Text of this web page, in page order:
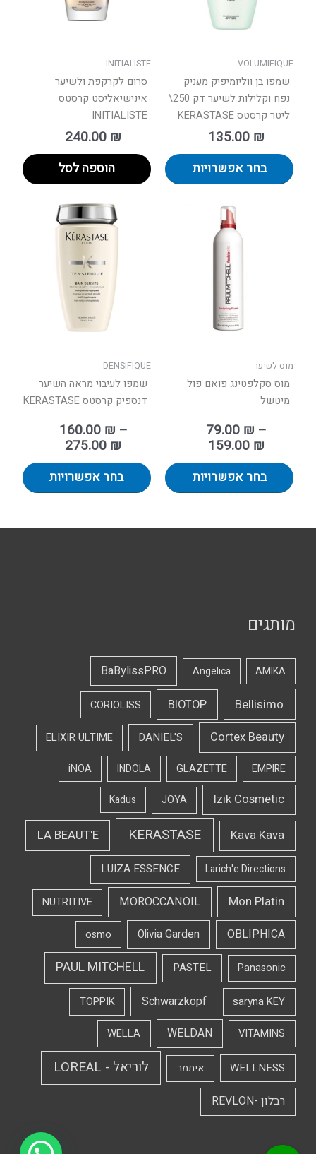
VOLUMIFIQUE
שמפו בן ווליומיפיק מעניק
נפח וקלילות לשיער דק 250\
ליטר קרסטס KERASTASE
135.00 ₪
בחר אפשרויות
בעמוד
המוצר
INITIALISTE
סרום לקרקפת ולשיער
אינישיאליסט קרסטס
INITIALISTE
240.00 ₪
הוספה לסל
מוס לשיער
מוס סקלפטינג פואם פול
מיטשל
79.00 ₪ –
159.00 ₪
בחר אפשרויות
בעמוד
המוצר
DENSIFIQUE
שמפו לעיבוי מראה השיער
דנספיק קרסטס KERASTASE
160.00 ₪ –
275.00 ₪
בחר אפשרויות
מותגים
AMIKA
Angelica
BaBylissPRO
Bellisimo
BIOTOP
CORIOLISS
Cortex Beauty
DANIEL'S
ELIXIR ULTIME
EMPIRE
GLAZETTE
INDOLA
iNOA
Izik Cosmetic
JOYA
Kadus
Kava Kava
KERASTASE
LA BEAUT'E
Larich'e Directions
LUIZA ESSENCE
Mon Platin
MOROCCANOIL
NUTRITIVE
OBLIPHICA
Olivia Garden
osmo
Panasonic
PASTEL
PAUL MITCHELL
saryna KEY
Schwarzkopf
TOPPIK
VITAMINS
WELDAN
WELLA
WELLNESS איתמר לוריאל - LOREAL
רבלון -REVLON